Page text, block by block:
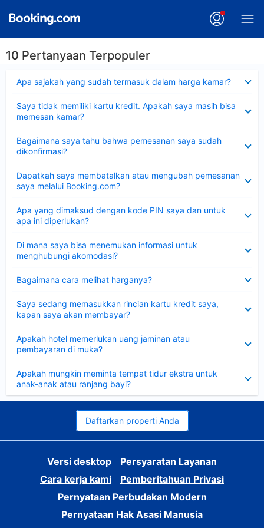
10 Pertanyaan Terpopuler
Apa sajakah yang sudah termasuk dalam harga kamar?
Saya tidak memiliki kartu kredit. Apakah saya masih bisa
memesan kamar?
Bagaimana saya tahu bahwa pemesanan saya sudah
dikonfirmasi?
Dapatkah saya membatalkan atau mengubah pemesanan
saya melalui Booking.com?
Apa yang dimaksud dengan kode PIN saya dan untuk
apa ini diperlukan?
Di mana saya bisa menemukan informasi untuk
menghubungi akomodasi?
Bagaimana cara melihat harganya?
Saya sedang memasukkan rincian kartu kredit saya,
kapan saya akan membayar?
Apakah hotel memerlukan uang jaminan atau
pembayaran di muka?
Apakah mungkin meminta tempat tidur ekstra untuk
anak-anak atau ranjang bayi?
Daftarkan properti Anda
Versi desktop
Persyaratan Layanan
Cara kerja kami
Pemberitahuan Privasi
Pernyataan Perbudakan Modern
Pernyataan Hak Asasi Manusia